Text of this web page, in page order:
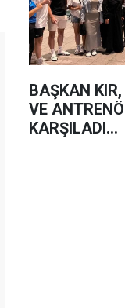
BAŞKAN
VE
KARŞILADI...